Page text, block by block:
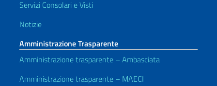
Servizi Consolari e Visti
Notizie
Amministrazione Trasparente
Amministrazione trasparente – Ambasciata
Amministrazione trasparente – MAECI